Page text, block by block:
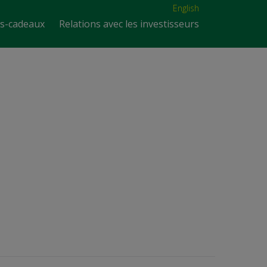
English
cadeaux Relations avec les investisseurs